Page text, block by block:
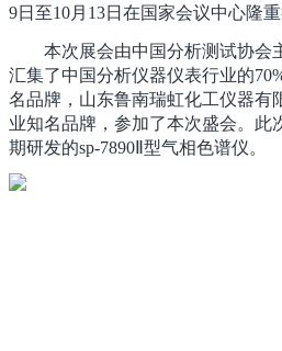
9日至10月13日在国家会议中心隆重
本次展会由中国分析测试协会主
汇集了中国分析仪器仪表行业的
名品牌，山东鲁南瑞虹化工仪器有
业知名品牌，参加了本次盛会。此
期研发的sp-7890Ⅱ型气相色谱仪。